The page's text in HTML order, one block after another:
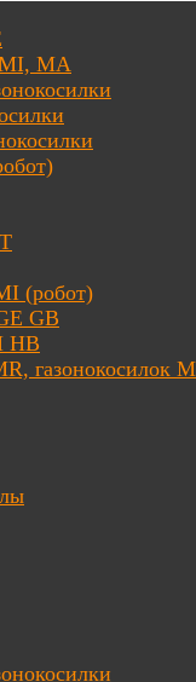
MA
(робот)
GB
HB
газонокосилок